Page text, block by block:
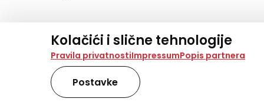
Kolačići i slične tehnologije
Na našoj web stranici koristimo kolačiće i slične
analiziramo promet na stranici te prikazujemo
također koriste ove tehnologije.
Odabirom opcije „Samo nužno“ prihvaćate samo
obradu svih kolačića potrebnih za analitiku i
Pravila privatnostiImpressumPopis partnera
Postavke